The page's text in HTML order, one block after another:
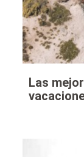
Las